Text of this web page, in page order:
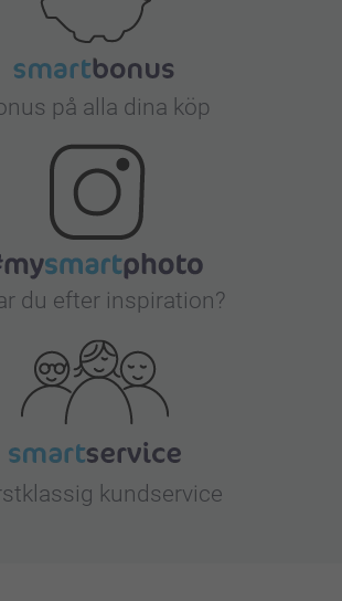
på alla dina köp
du efter inspiration?
kundservice